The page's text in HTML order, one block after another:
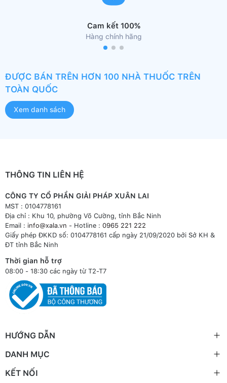
Cam kết 100%
Hàng chính hãng
ĐƯỢC BÁN TRÊN HƠN 100 NHÀ THUỐC TRÊN
TOÀN QUỐC
Xem danh sách
THÔNG TIN LIÊN HỆ
CÔNG TY CỔ PHẦN GIẢI PHÁP XUÂN LAI
MST : 0104778161
Địa chỉ : Khu 10, phường Võ Cường, tỉnh Bắc Ninh
Email : info@xala.vn - Hotline : 0965 221 222
Giấy phép ĐKKD số: 0104778161 cấp ngày 21/09/2020 bởi Sở KH &
ĐT tỉnh Bắc Ninh
Thời gian hỗ trợ
08:00 - 18:30 các ngày từ T2-T7
HƯỚNG DẪN
DANH MỤC
KẾT NỐI